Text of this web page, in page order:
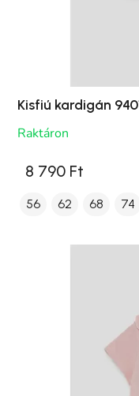
Kisfiú kardigán
Raktáron
8 790 Ft
56 62 68 74